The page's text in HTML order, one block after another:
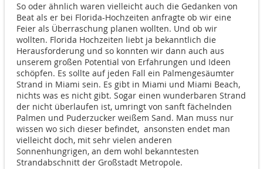
So oder ähnlich waren vielleicht auch die Gedanken von
Beat als er bei Florida-Hochzeiten anfragte ob wir eine
Feier als Überraschung planen wollten. Und ob wir
wollten. Florida Hochzeiten liebt ja bekanntlich die
Herausforderung und so konnten wir dann auch aus
unserem großen Potential von Erfahrungen und Ideen
schöpfen. Es sollte auf jeden Fall ein Palmengesäumter
Strand in Miami sein. Es gibt in Miami und Miami Beach,
nichts was es nicht gibt. Sogar einen wunderbaren Strand
der nicht überlaufen ist, umringt von sanft fächelnden
Palmen und Puderzucker weißem Sand. Man muss nur
wissen wo sich dieser befindet, ansonsten endet man
vielleicht doch, mit sehr vielen anderen
Sonnenhungrigen, an dem wohl bekanntesten
Strandabschnitt der Großstadt Metropole.